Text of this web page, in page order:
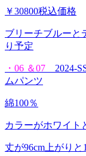
￥30800税込価格
ブリーチブルー
り予定
・06 ＆07 2024-
ムパンツ
綿100％
カラーがホワイト
丈が96cm上がりと